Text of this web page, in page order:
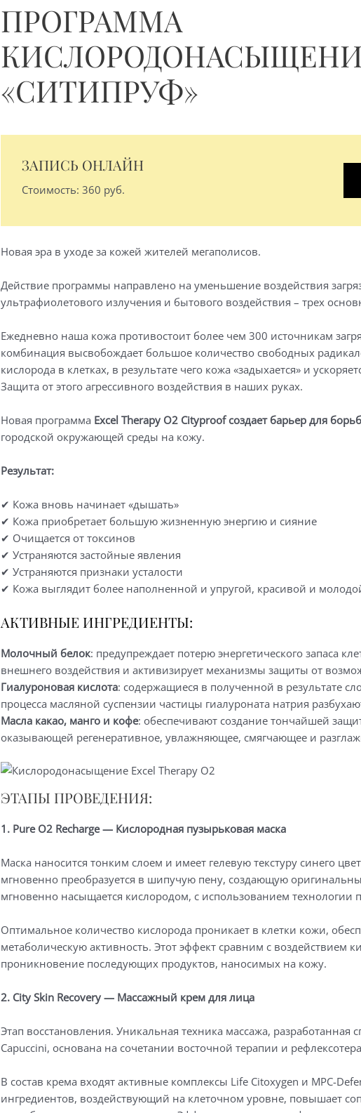
ПРОГРАММА
«СИТИПРУФ»
ЗАПИСЬ ОНЛАЙН
Стоимость: 360 руб.
Новая эра в уходе за кожей жителей мегаполисов.
Действие программы направлено на уменьшение воздействия
ультрафиолетового излучения и бытового воздействия – трех
Ежедневно наша кожа противостоит более чем 300 источникам
комбинация высвобождает большое количество свободных
кислорода в клетках, в результате чего кожа «задыхается» и
Защита от этого агрессивного воздействия в наших руках.
Новая программа Excel Therapy O2 Cityproof создает барьер для
городской окружающей среды на кожу.
Результат:
✔ Кожа вновь начинает «дышать»
✔ Кожа приобретает большую жизненную энергию и сияние
✔ Очищается от токсинов
✔ Устраняются застойные явления
✔ Устраняются признаки усталости
✔ Кожа выглядит более наполненной и упругой, красивой и
АКТИВНЫЕ ИНГРЕДИЕНТЫ:
Молочный белок: предупреждает потерю энергетического запаса
внешнего воздействия и активизирует механизмы защиты от
Гиалуроновая кислота: содержащиеся в полученной в результате
процесса масляной суспензии частицы гиалуроната натрия
Масла какао, манго и кофе: обеспечивают создание тончайшей
оказывающей регенеративное, увлажняющее, смягчающее и
ЭТАПЫ ПРОВЕДЕНИЯ:
1. Pure O2 Recharge — Кислородная пузырьковая маска
Маска наносится тонким слоем и имеет гелевую текстуру синего
мгновенно преобразуется в шипучую пену, создающую
мгновенно насыщается кислородом, с использованием технологии
Оптимальное количество кислорода проникает в клетки кожи,
метаболическую активность. Этот эффект сравним с воздействием
проникновение последующих продуктов, наносимых на кожу.
2. City Skin Recovery — Массажный крем для лица
Этап восстановления. Уникальная техника массажа, разработанная
Capuccini, основана на сочетании восточной терапии и
В состав крема входят активные комплексы Life Citoxygen и MPC-
ингредиентов, воздействующий на клеточном уровне, повышает